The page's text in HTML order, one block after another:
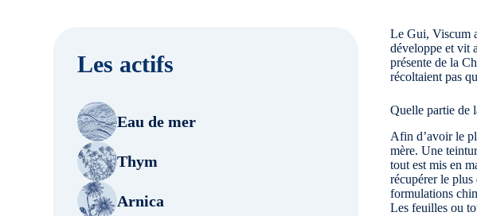
Les actifs
Eau de mer
Thym
Arnica
Le Gui, Viscum
développe et vit
présente de la
récoltaient pas
Quelle partie de
Afin d’avoir le
mère. Une
tout est mis en
récupérer le
formulations
Les feuilles ou